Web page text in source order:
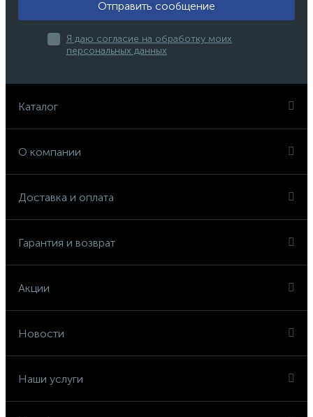
Отправить сообщение
Я даю согласие на обработку моих
персональных данных
Каталог
О компании
Доставка и оплата
Гарантия и возврат
Акции
Новости
Наши услуги